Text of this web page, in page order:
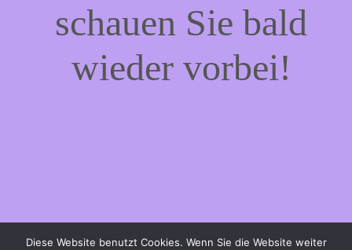
schauen Sie bald
wieder vorbei!
Diese Website benutzt Cookies. Wenn Sie die Website weiter